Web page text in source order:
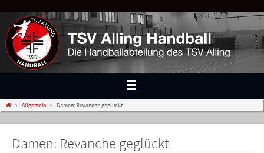
Allgemein Damen: Revanche geglückt
Damen: Revanche geglückt